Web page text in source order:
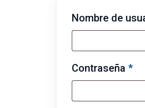
Nombre de
Contraseña *